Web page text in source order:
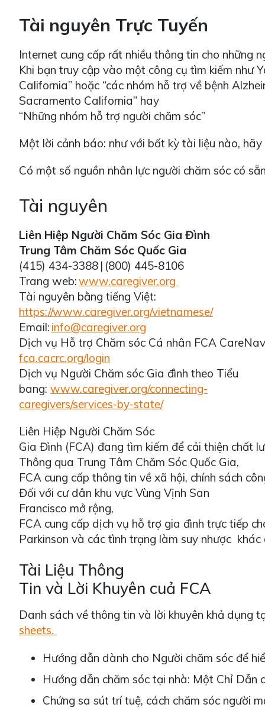
Tài nguyên Trực Tuyến
Internet cung cấp rất nhiều thông tin cho những
Khi bạn truy cập vào một công cụ tìm kiếm như
California” hoặc “các nhóm hỗ trợ về bệnh
Sacramento California” hay
“Những nhóm hỗ trợ người chăm sóc”
Một lời cảnh báo: như với bất kỳ tài liệu nào,
Có một số nguồn nhân lực người chăm sóc có
Tài nguyên
Liên Hiệp Người Chăm Sóc Gia Đình
Trung Tâm Chăm Sóc Quốc Gia
(415) 434-3388 | (800) 445-8106
Trang web:www.caregiver.org
Tài nguyên bằng tiếng Việt:
https://www.caregiver.org/vietnamese/
Email: info@caregiver.org
Dịch vụ Hỗ trợ Chăm sóc Cá nhân FCA
fca.cacrc.org/login
Dịch vụ Người Chăm sóc Gia đình theo Tiểu
bang: www.caregiver.org/connecting-
caregivers/services-by-state/
Liên Hiệp Người Chăm Sóc
Gia Đình (FCA) đang tìm kiếm để cải thiện chất
Thông qua Trung Tâm Chăm Sóc Quốc Gia,
FCA cung cấp thông tin về xã hội, chính sách
Đối với cư dân khu vực Vùng Vịnh San
Francisco mở rộng,
FCA cung cấp dịch vụ hỗ trợ gia đình trực tiếp
Parkinson và các tình trạng làm suy nhược
Tài Liệu Thông
Tin và Lời Khuyên cuả FCA
Danh sách về thông tin và lời khuyên khả dụng
sheets.
Hướng dẫn dành cho Người chăm sóc để
Hướng dẫn chăm sóc tại nhà: Một Chỉ Dẫn
Chứng sa sút trí tuệ, cách chăm sóc người